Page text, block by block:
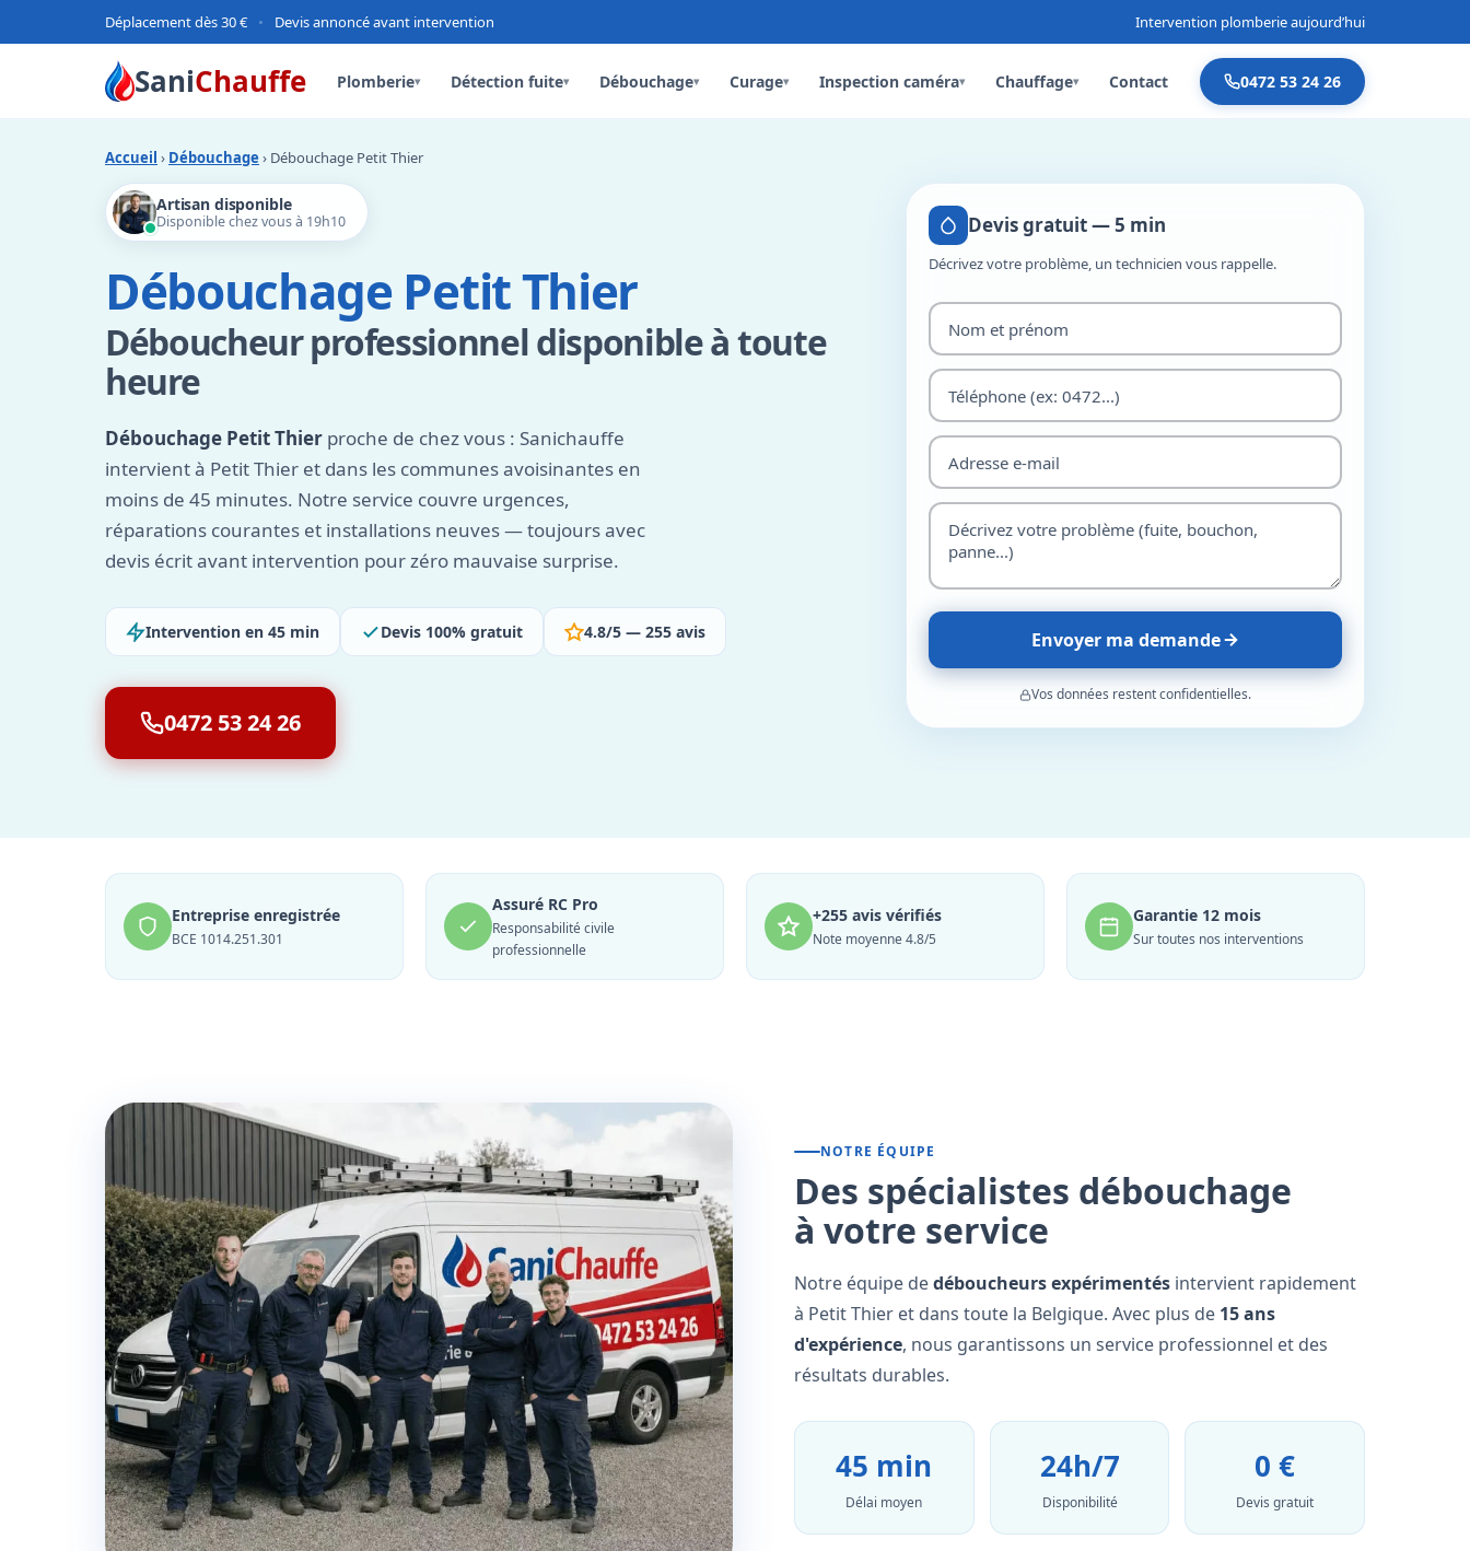
Déplacement dès 30 € • Devis annoncé avant intervention Intervention plomberie aujourd’hui
SaniChauffe Plomberie▾ Détection fuite▾ Débouchage▾ Curage▾ Inspection caméra▾ Chauffage▾ Contact 0472 53 24 26
Accueil › Débouchage › Débouchage Petit Thier
Artisan disponible
Disponible chez vous à 19h10
Débouchage Petit Thier
Déboucheur professionnel disponible à toute
heure
Débouchage Petit Thier proche de chez vous : Sanichauffe
intervient à Petit Thier et dans les communes avoisinantes en
moins de 45 minutes. Notre service couvre urgences,
réparations courantes et installations neuves — toujours avec
devis écrit avant intervention pour zéro mauvaise surprise.
Intervention en 45 min Devis 100% gratuit 4.8/5 — 255 avis
0472 53 24 26
Devis gratuit — 5 min
Décrivez votre problème, un technicien vous rappelle.
Envoyer ma demande
Vos données restent confidentielles.
Entreprise enregistrée
BCE 1014.251.301
Assuré RC Pro
Responsabilité civile
professionnelle
+255 avis vérifiés
Note moyenne 4.8/5
Garantie 12 mois
Sur toutes nos interventions
NOTRE ÉQUIPE
Des spécialistes débouchage
à votre service
Notre équipe dedéboucheurs expérimentés intervient rapidement
à Petit Thier et dans toute la Belgique. Avec plus de 15 ans
d'expérience, nous garantissons un service professionnel et des
résultats durables.
45 min
Délai moyen
24h/7
Disponibilité
0 €
Devis gratuit